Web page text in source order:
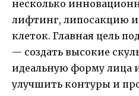
несколько
лифтинг, липосакцию
клеток. Главная цель
— создать высокие
идеальную форму лица
улучшить контуры и